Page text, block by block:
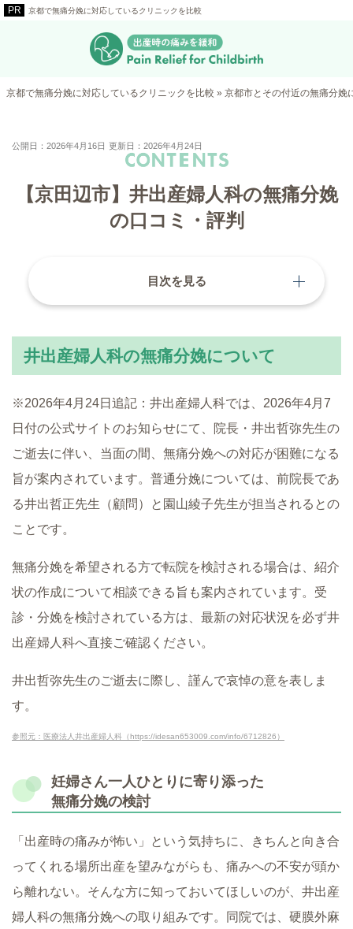
京都で無痛分娩に対応しているクリニックを比較
京都で無痛分娩に対応しているクリニックを比較 » 京都市とその付近の無痛分娩
公開日：2026年4月16日 更新日：2026年4月24日
【京田辺市】井出産婦人科の無痛分娩
の口コミ・評判
目次を見る
井出産婦人科の無痛分娩について
※2026年4月24日追記：井出産婦人科では、2026年4月7
日付の公式サイトのお知らせにて、院長・井出哲弥先生の
ご逝去に伴い、当面の間、無痛分娩への対応が困難になる
旨が案内されています。普通分娩については、前院長であ
る井出哲正先生（顧問）と園山綾子先生が担当されるとの
ことです。
無痛分娩を希望される方で転院を検討される場合は、紹介
状の作成について相談できる旨も案内されています。受
診・分娩を検討されている方は、最新の対応状況を必ず井
出産婦人科へ直接ご確認ください。
井出哲弥先生のご逝去に際し、謹んで哀悼の意を表しま
す。
参照元：医療法人井出産婦人科（https://idesan653009.com/info/6712826）
妊婦さん一人ひとりに寄り添った
無痛分娩の検討
「出産時の痛みが怖い」という気持ちに、きちんと向き合
ってくれる場所出産を望みながらも、痛みへの不安が頭か
ら離れない。そんな方に知っておいてほしいのが、井出産
婦人科の無痛分娩への取り組みです。同院では、硬膜外麻